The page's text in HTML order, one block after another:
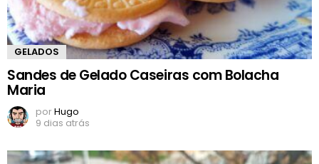
GELADOS
Sandes de Gelado Caseiras com Bolacha
Maria
porHugo
9 dias atrás